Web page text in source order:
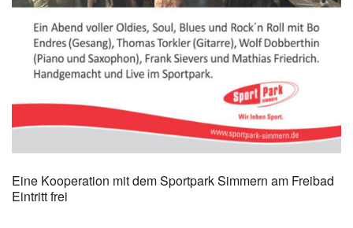
Eine Kooperation mit dem Sportpark Simmern am Freibad
Eintritt frei